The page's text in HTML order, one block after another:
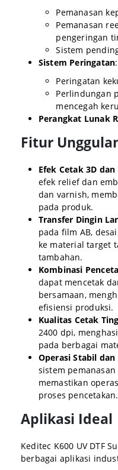
Pemanasan
Pemanasan
pengeringan
Sistem
Sistem Peringatan:
Peringatan
Perlindungan
mencegah
Perangkat Lunak
Fitur
Efek Cetak 3D
efek relief dan
dan varnish,
pada produk.
Transfer Dingin
pada film AB,
ke material target
tambahan.
Kombinasi
dapat mencetak
bersamaan,
efisiensi produksi.
Kualitas Cetak
2400 dpi,
pada berbagai
Operasi Stabil dan
sistem
memastikan
proses pencetakan.
Aplikasi Ideal
Keditec K600 UV DTF
berbagai aplikasi